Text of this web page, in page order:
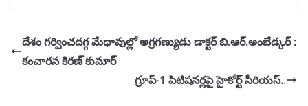
దేశం గర్వించదగ్గ మేధావుల్లో అగ్రగణ్యుడు డాక్టర్‌ బి.ఆర్‌.అంబేడ్కర్ :
కంచారన కిరణ్ కుమార్
గ్రూప్-1 పిటిషనర్లపై హైకోర్ట్ సీరియస్..